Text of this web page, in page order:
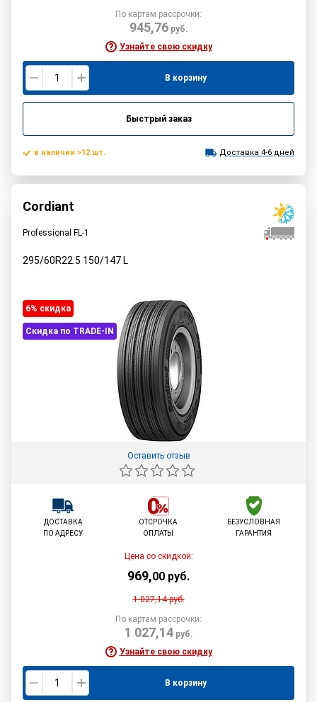
По картам рассрочки:
945,76руб.
Узнайте свою скидку
В корзину
Быстрый заказ
в наличии >12 шт. Доставка 4-6 дней
Cordiant
Professional FL-1
295/60R22.5 150/147L
6% cкидка
Скидка по TRADE-IN
Оставить отзыв
ДОСТАВКА
ПО АДРЕСУ
ОТСРОЧКА
ОПЛАТЫ
БЕЗУСЛОВНАЯ
ГАРАНТИЯ
Цена со скидкой:
969,00 руб.
1 027,14руб.
По картам рассрочки:
1 027,14руб.
Узнайте свою скидку
В корзину